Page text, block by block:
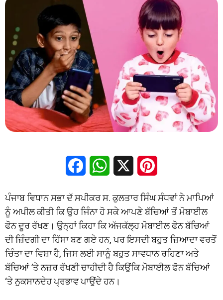
FacebookWhatsApp
ਪੰਜਾਬ ਵਿਧਾਨ ਸਭਾ ਦੱ ਸਪੀਕਰ ਸ. ਕੁਲਤਾਰ ਸਿੰਘ ਸੰਧਵਾਂ ਨੇ ਮਾਪਿਆਂ
ਨੂੰ ਅਪੀਲ ਕੀਤੀ ਕਿ ਉਹ ਜਿੰਨਾ ਹੋ ਸਕੇ ਆਪਣੇ ਬੱਚਿਆਂ ਤੋਂ ਮੋਬਾਈਲ
ਫੋਨ ਦੂਰ ਰੱਖਣ। ਉਨ੍ਹਾਂ ਕਿਹਾ ਕਿ ਅੱਜਕੱਲ੍ਹ ਮੋਬਾਈਲ ਫੋਨ ਬੱਚਿਆਂ
ਦੀ ਜ਼ਿੰਦਗੀ ਦਾ ਹਿੱਸਾ ਬਣ ਗਏ ਹਨ, ਪਰ ਇਸਦੀ ਬਹੁਤ ਜ਼ਿਆਦਾ ਵਰਤੋਂ
ਚਿੰਤਾ ਦਾ ਵਿਸ਼ਾ ਹੈ, ਜਿਸ ਲਈ ਸਾਨੂੰ ਬਹੁਤ ਸਾਵਧਾਨ ਰਹਿਣਾ ਅਤੇ
ਬੱਚਿਆਂ ’ਤੇ ਨਜ਼ਰ ਰੱਖਣੀ ਚਾਹੀਦੀ ਹੈ ਕਿਉਂਕਿ ਮੋਬਾਈਲ ਫੋਨ ਬੱਚਿਆਂ
‘ਤੇ ਨੁਕਸਾਨਦੇਹ ਪ੍ਰਭਾਵ ਪਾਉਂਦੇ ਹਨ।